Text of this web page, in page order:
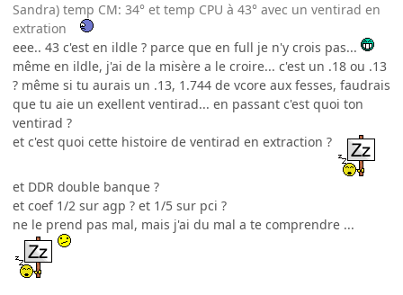
Sandra) temp CM: 34° et temp CPU à 43° avec un ventirad en
extration
eee.. 43 c'est en ildle ? parce que en full je n'y crois pas...
même en ildle, j'ai de la misère a le croire... c'est un .18 ou .13
? même si tu aurais un .13, 1.744 de vcore aux fesses, faudrais
que tu aie un exellent ventirad... en passant c'est quoi ton
ventirad ?
et c'est quoi cette histoire de ventirad en extraction ?
et DDR double banque ?
et coef 1/2 sur agp ? et 1/5 sur pci ?
ne le prend pas mal, mais j'ai du mal a te comprendre ...